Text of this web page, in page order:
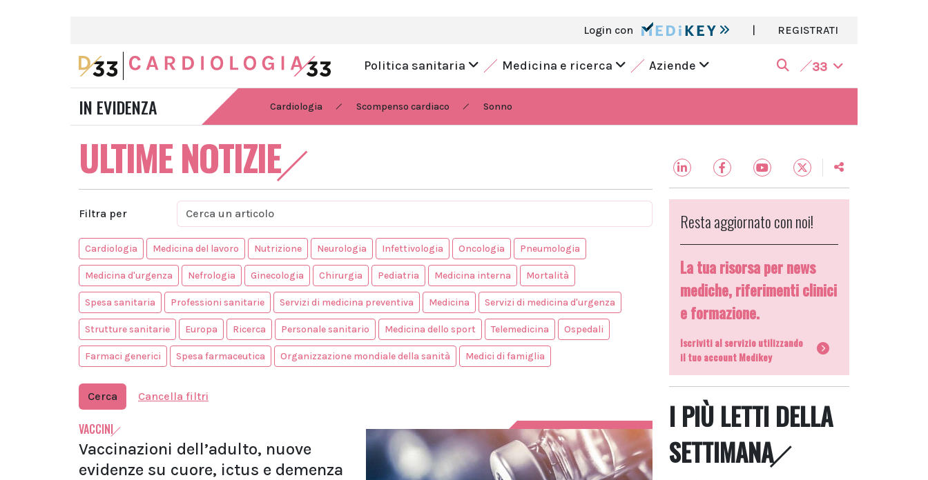
Login con | REGISTRATI
Politica sanitaria Medicina e ricerca Aziende 33
IN EVIDENZA Cardiologia Scompenso cardiaco Sonno
ULTIME NOTIZIE
Filtra per
Cardiologia Medicina del lavoro Nutrizione Neurologia Infettivologia Oncologia Pneumologia
Medicina d'urgenza Nefrologia Ginecologia Chirurgia Pediatria Medicina interna Mortalità
Spesa sanitaria Professioni sanitarie Servizi di medicina preventiva Medicina Servizi di medicina d'urgenza
Strutture sanitarie Europa Ricerca Personale sanitario Medicina dello sport Telemedicina Ospedali
Farmaci generici Spesa farmaceutica Organizzazione mondiale della sanità Medici di famiglia
Cerca Cancella filtri
VACCINI
Vaccinazioni dell’adulto, nuove
evidenze su cuore, ictus e demenza
Resta aggiornato con noi!
La tua risorsa per news
mediche, riferimenti clinici
e formazione.
Iscriviti al servizio utilizzando
il tuo account Medikey
I PIÙ LETTI DELLA
SETTIMANA